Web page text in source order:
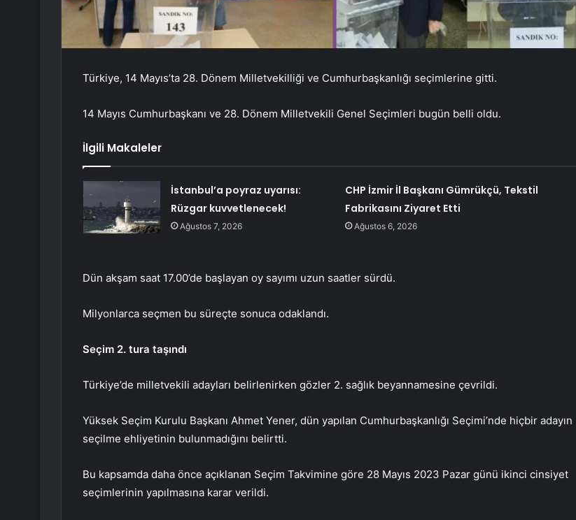
Türkiye, 14 Mayıs’ta 28. Dönem Milletvekilliği ve Cumhurbaşkanlığı seçimlerine gitti.
14 Mayıs Cumhurbaşkanı ve 28. Dönem Milletvekili Genel Seçimleri bugün belli oldu.
İlgili Makaleler
İstanbul’a poyraz uyarısı:
Rüzgar kuvvetlenecek!
Ağustos 7, 2026
CHP İzmir İl Başkanı Gümrükçü, Tekstil
Fabrikasını Ziyaret Etti
Ağustos 6, 2026
Dün akşam saat 17.00’de başlayan oy sayımı uzun saatler sürdü.
Milyonlarca seçmen bu süreçte sonuca odaklandı.
Seçim 2. tura taşındı
Türkiye’de milletvekili adayları belirlenirken gözler 2. sağlık beyannamesine çevrildi.
Yüksek Seçim Kurulu Başkanı Ahmet Yener, dün yapılan Cumhurbaşkanlığı Seçimi’nde hiçbir adayın
seçilme ehliyetinin bulunmadığını belirtti.
Bu kapsamda daha önce açıklanan Seçim Takvimine göre 28 Mayıs 2023 Pazar günü ikinci cinsiyet
seçimlerinin yapılmasına karar verildi.